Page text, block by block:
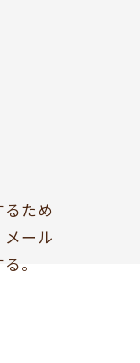
ため
メール
。